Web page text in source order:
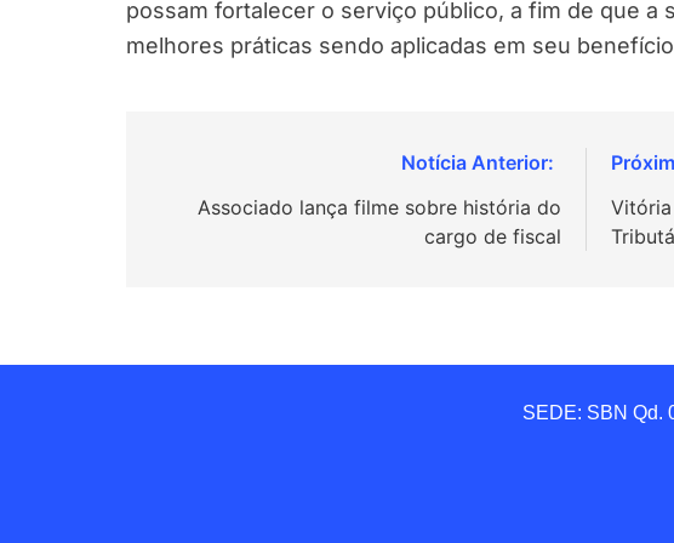
possam fortalecer o serviço público, a fim de que a
melhores práticas sendo aplicadas em seu
Associado lança filme sobre história do
cargo de fiscal
SEDE: SBN Qd.